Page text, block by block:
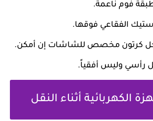
فوم ناعمة.
الفقاعي فوقها.
كرتون مخصص للشاشات إن أمكن.
رأسي وليس أفقياً.
الكهربائية أثناء النقل